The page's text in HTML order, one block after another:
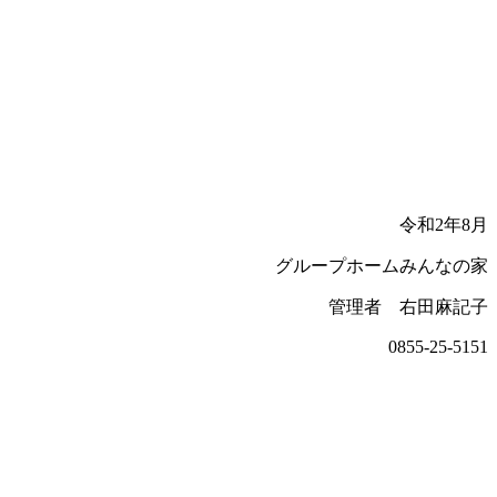
令和2年8月
グループホームみんなの家
管理者 右田麻記子
0855-25-5151